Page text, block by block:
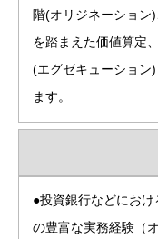
階(オリジネーション
を踏まえた価値算定
(エグゼキューション
ます。
●投資銀行などにお
の豊富な実務経験（